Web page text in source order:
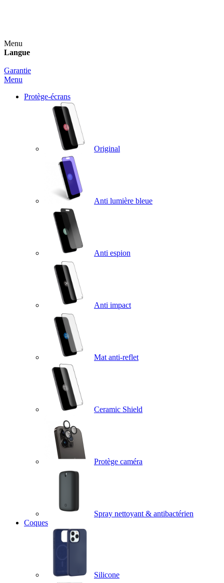
Menu
Langue
Garantie
Menu
Protège-écrans
Original
Anti lumière bleue
Anti espion
Anti impact
Mat anti-reflet
Ceramic Shield
Protège caméra
Spray nettoyant & antibactérien
Coques
Silicone